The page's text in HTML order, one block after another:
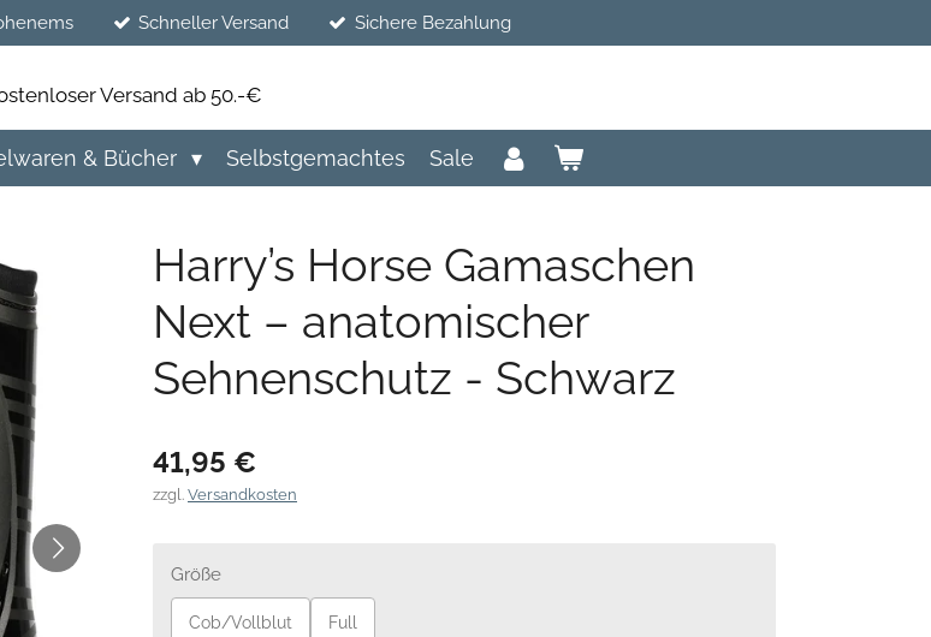
Schneller Versand Sichere Bezahlung
Versand ab 50.-€
& Bücher Selbstgemachtes Sale
Harry’s Horse Gamaschen
Next – anatomischer
Sehnenschutz - Schwarz
41,95 €
zzgl. Versandkosten
Größe
Cob/Vollblut Full